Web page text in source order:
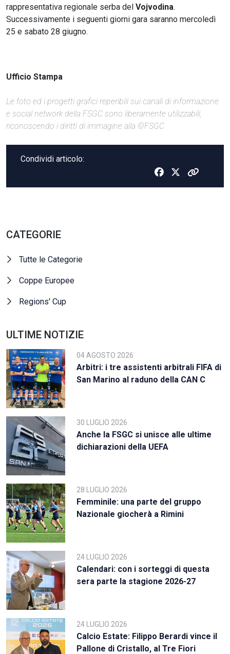
rappresentativa regionale serba del Vojvodina.
Successivamente i seguenti giorni gara saranno mercoledì
25 e sabato 28 giugno.
Ufficio Stampa
Le foto ed i progetti grafici reperibili sui canali di informazione
e social network della FSGC sono liberamente utilizzabili,
riconoscendo i diritti di immagine alla ©FSGC
Condividi articolo:
CATEGORIE
Tutte le Categorie
Coppe Europee
Regions' Cup
ULTIME NOTIZIE
04 AGOSTO 2026
Arbitri: i tre assistenti arbitrali FIFA di
San Marino al raduno della CAN C
30 LUGLIO 2026
Anche la FSGC si unisce alle ultime
dichiarazioni della UEFA
28 LUGLIO 2026
Femminile: una parte del gruppo
Nazionale giocherà a Rimini
24 LUGLIO 2026
Calendari: con i sorteggi di questa
sera parte la stagione 2026-27
24 LUGLIO 2026
Calcio Estate: Filippo Berardi vince il
Pallone di Cristallo, al Tre Fiori